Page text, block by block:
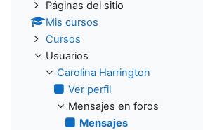
Páginas del sitio
Mis cursos
Cursos
Usuarios
Carolina Harrington
Ver perfil
Mensajes en foros
Mensajes